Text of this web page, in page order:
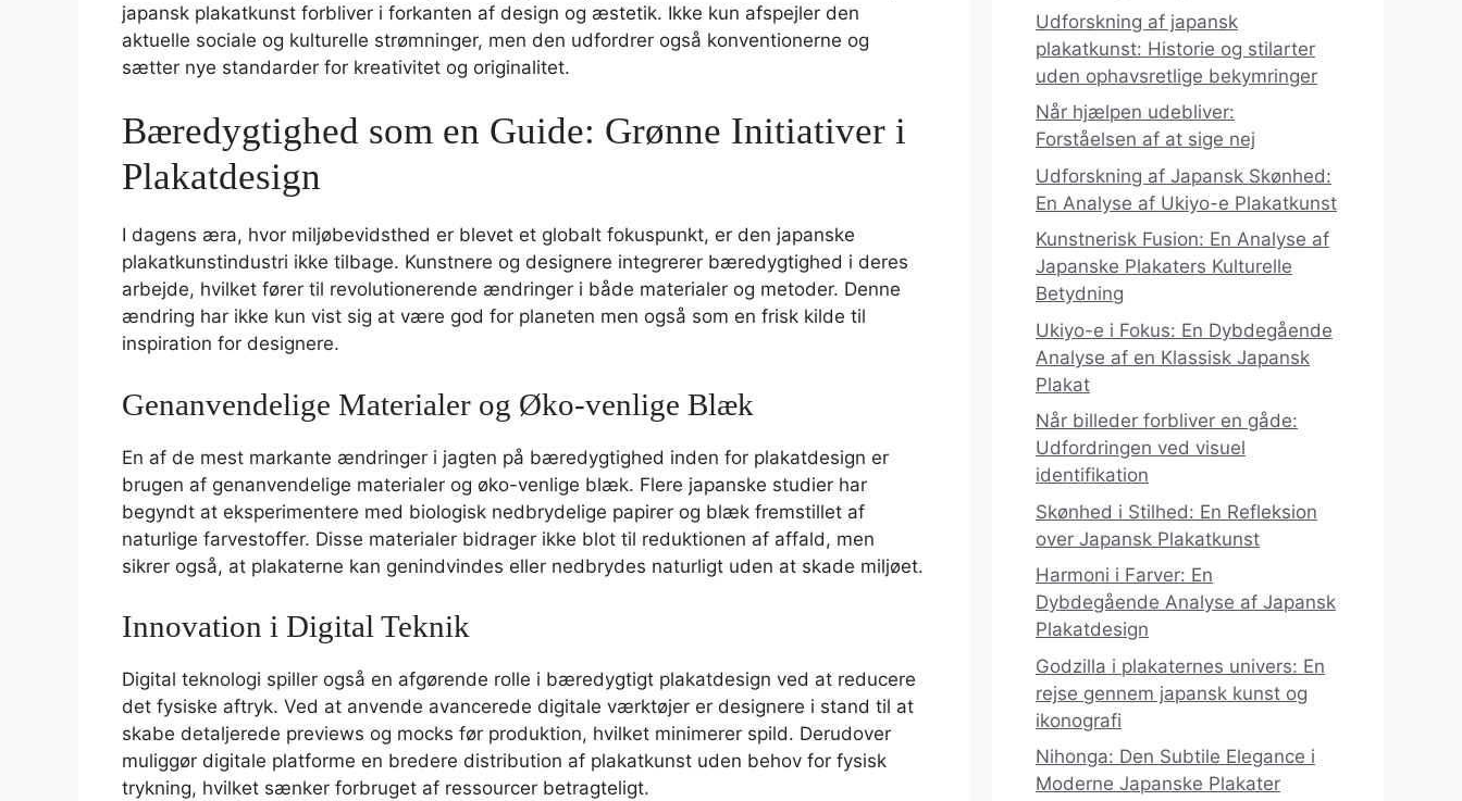
japansk plakatkunst forbliver i forkanten af design og æstetik. Ikke kun afspejler den
aktuelle sociale og kulturelle strømninger, men den udfordrer også konventionerne og
sætter nye standarder for kreativitet og originalitet.
Bæredygtighed som en Guide: Grønne Initiativer i
Plakatdesign
I dagens æra, hvor miljøbevidsthed er blevet et globalt fokuspunkt, er den japanske
plakatkunstindustri ikke tilbage. Kunstnere og designere integrerer bæredygtighed i deres
arbejde, hvilket fører til revolutionerende ændringer i både materialer og metoder. Denne
ændring har ikke kun vist sig at være god for planeten men også som en frisk kilde til
inspiration for designere.
Genanvendelige Materialer og Øko-venlige Blæk
En af de mest markante ændringer i jagten på bæredygtighed inden for plakatdesign er
brugen af genanvendelige materialer og øko-venlige blæk. Flere japanske studier har
begyndt at eksperimentere med biologisk nedbrydelige papirer og blæk fremstillet af
naturlige farvestoffer. Disse materialer bidrager ikke blot til reduktionen af affald, men
sikrer også, at plakaterne kan genindvindes eller nedbrydes naturligt uden at skade miljøet.
Innovation i Digital Teknik
Digital teknologi spiller også en afgørende rolle i bæredygtigt plakatdesign ved at reducere
det fysiske aftryk. Ved at anvende avancerede digitale værktøjer er designere i stand til at
skabe detaljerede previews og mocks før produktion, hvilket minimerer spild. Derudover
muliggør digitale platforme en bredere distribution af plakatkunst uden behov for fysisk
trykning, hvilket sænker forbruget af ressourcer betragteligt.
Udforskning af japansk
plakatkunst: Historie og stilarter
uden ophavsretlige bekymringer
Når hjælpen udebliver:
Forståelsen af at sige nej
Udforskning af Japansk Skønhed:
En Analyse af Ukiyo-e Plakatkunst
Kunstnerisk Fusion: En Analyse af
Japanske Plakaters Kulturelle
Betydning
Ukiyo-e i Fokus: En Dybdegående
Analyse af en Klassisk Japansk
Plakat
Når billeder forbliver en gåde:
Udfordringen ved visuel
identifikation
Skønhed i Stilhed: En Refleksion
over Japansk Plakatkunst
Harmoni i Farver: En
Dybdegående Analyse af Japansk
Plakatdesign
Godzilla i plakaternes univers: En
rejse gennem japansk kunst og
ikonografi
Nihonga: Den Subtile Elegance i
Moderne Japanske Plakater